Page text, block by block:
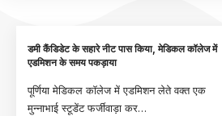
डमी कैंडिडेट के सहारे नीट पास किया, मेडिकल कॉलेज में
एडमिशन के समय पकड़ाया
पूर्णिया मेडिकल कॉलेज में एडमिशन लेते वक्त एक
मुन्नाभाई स्टूडेंट फर्जीवाड़ा कर…